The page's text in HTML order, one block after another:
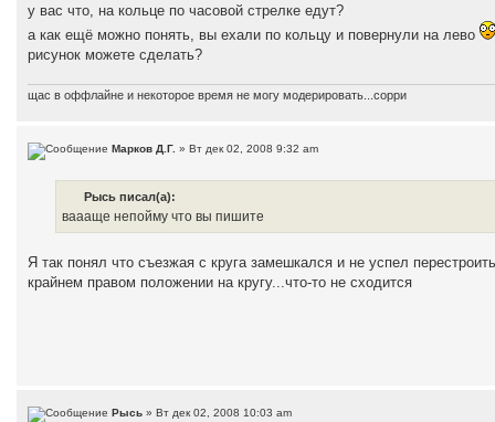
у вас что, на кольце по часовой стрелке едут?
а как ещё можно понять, вы ехали по кольцу и повернули на лево
рисунок можете сделать?
щас в оффлайне и некоторое время не могу модерировать...сорри
Марков Д.Г. » Вт дек 02, 2008 9:32 am
Рысь писал(а):
ваааще непойму что вы пишите
Я так понял что съезжая с круга замешкался и не успел
крайнем правом положении на кругу...что-то не сходится
Рысь » Вт дек 02, 2008 10:03 am